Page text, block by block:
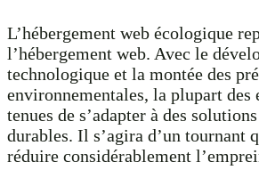
L’hébergement web écologique
l’hébergement web. Avec le
technologique et la montée des
environnementales, la plupart des
tenues de s’adapter à des
durables. Il s’agira d’un tournant
réduire considérablement